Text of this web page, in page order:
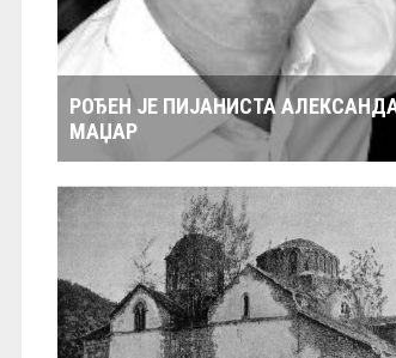
РОЂЕН ЈЕ ПИЈАНИСТА
МАЏАР